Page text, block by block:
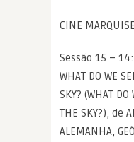
CINE
Sessão 15 –
WHAT DO WE
SKY? (WHAT DO
THE SKY?), de
ALEMANHA,